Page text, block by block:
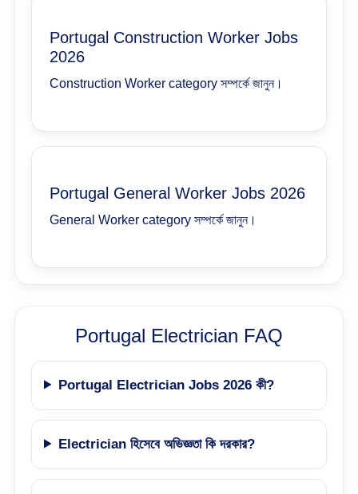
Portugal Construction Worker Jobs
2026
Construction Worker category সম্পর্কে জানুন।
Portugal General Worker Jobs 2026
General Worker category সম্পর্কে জানুন।
Portugal Electrician FAQ
Portugal Electrician Jobs 2026 কী?
Electrician হিসেবে অভিজ্ঞতা কি দরকার?